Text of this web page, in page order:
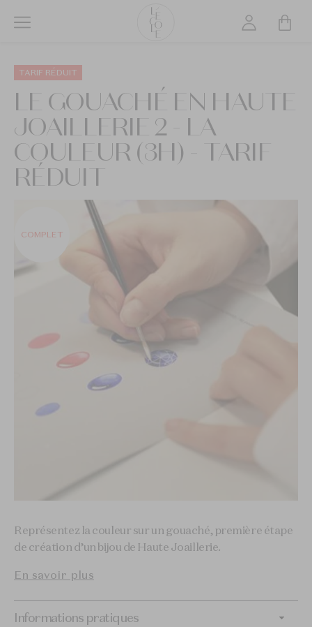
Arts
logo
TARIF RÉDUIT
LE GOUACHÉ EN HAUTE
JOAILLERIE 2 - LA
COULEUR (3H) - TARIF
RÉDUIT
COMPLET
Représentez la couleur sur un gouaché, première étape
de création d’un bijou de Haute Joaillerie.
En savoir plus
Informations pratiques